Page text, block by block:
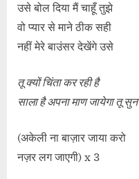
उसे बोल दिया मैं चाहूँ तुझे
वो प्यार से माने ठीक सही
नहीं मेरे बाउंसर देखेंगे उसे
तू क्यों चिंता कर रही है
साला है अपना माण जायेगा तू सुन
(अकेली ना बाज़ार जाया करो
नज़र लग जाएगी) x 3